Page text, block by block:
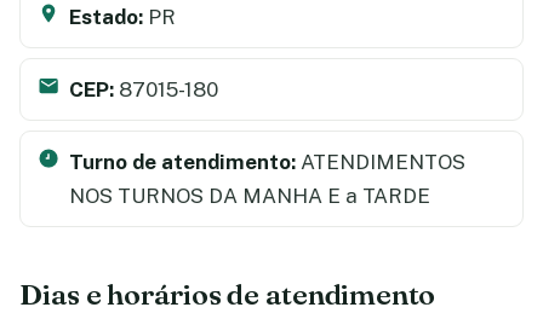
Estado: PR
CEP: 87015-180
Turno de atendimento: ATENDIMENTOS
NOS TURNOS DA MANHA E a TARDE
Dias e horários de atendimento